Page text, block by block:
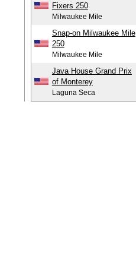
Fixers 250
Milwaukee Mile
Snap-on Milwaukee Mile
250
Milwaukee Mile
Java House Grand Prix
of Monterey
Laguna Seca